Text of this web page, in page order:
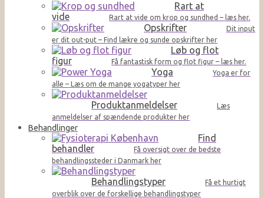
Rart at
vide
Rart at vide om krop og sundhed – læs her.
Opskrifter
Dit input
er dit out-put – Find lækre og sunde opskrifter her
Løb og flot
figur
Få fantastisk form og flot figur – læs her.
Yoga
Yoga er for
alle – Læs om de mange yogatyper her
Produktanmeldelser
Læs
anmeldelser af spændende produkter her
Behandlinger
Find
behandler
Få oversigt over de bedste
behandlingssteder i Danmark her
Behandlingstyper
Få et hurtigt
overblik over de forskellige behandlingstyper